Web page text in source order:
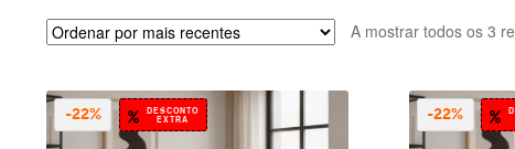
A mostrar todos os 3
DESCONTO
EXTRA
-22% -22%